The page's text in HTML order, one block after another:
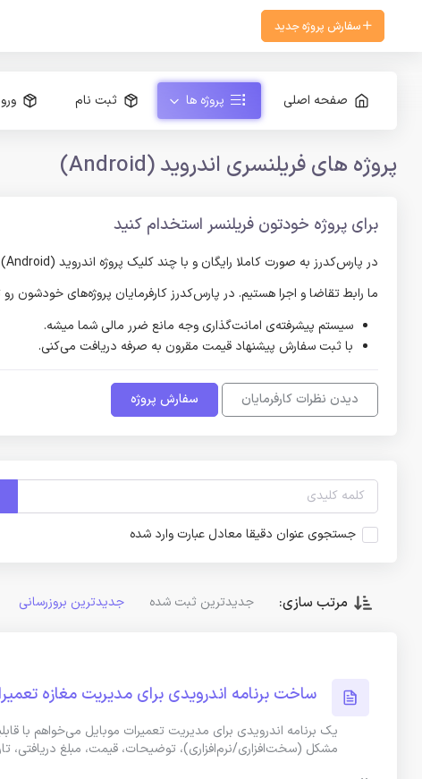
سفارش پروژه جدید
صفحه اصلی پروژه ها ثبت نام
پروژه های فریلنسری اندروید (Android)
برای پروژه خودتون فریلنسر استخدام کنید
در پارس‌کدرز به صورت کاملا رایگان و با چند کلیک پروژه اندروید (Android) خود را ثبت کنید و پیشنهادات فریلنسر‌های اندروید (Android) را دریافت کنید و در صورت رضایت از حاصل کار، پرداخت را انجام دهید.
ما رابط تقاضا و اجرا هستیم. در پارس‌کدرز کارفرمایان پروژه‌های
سیستم پیشرفته‌ی امانت‌گذاری وجه مانع ضرر مالی شما میشه.
با ثبت سفارش پیشنهاد قیمت مقرون به صرفه دریافت می‌کنی.
دیدن نظرات کارفرمایان سفارش پروژه
جستجوی عنوان دقیقا معادل عبارت وارد شده
مرتب سازی: جدیدترین ثبت شده جدیدترین بروزرسانی
ساخت برنامه اندرویدی برای مدیریت مغازه
یک برنامه اندرویدی برای مدیریت تعمیرات موبایل می‌خواهم با
مشکل (سخت‌افزاری/نرم‌افزاری)، توضیحات، قیمت، مبلغ دریافتی،